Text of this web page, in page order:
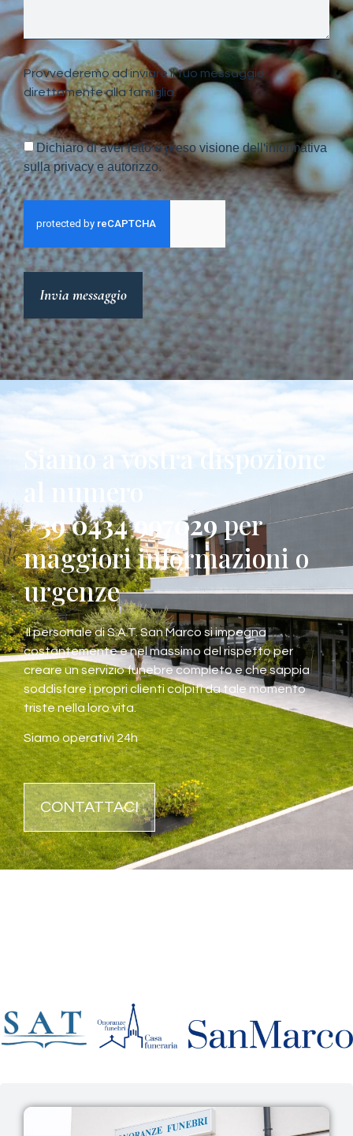
Provvederemo ad inviare il tuo messaggio
direttamente alla famiglia.
Dichiaro di aver letto e preso visione dell'informativa
sulla privacy e autorizzo.
Invia messaggio
Siamo a vostra dispozione
al numero
+39 0434 997029per
maggiori informazioni o
urgenze
Il personale di S.A.T. San Marco si impegna
costantemente e nel massimo del rispetto per
creare un servizio funebre completo e che sappia
soddisfare i propri clienti colpiti da tale momento
triste nella loro vita.
Siamo operativi 24h
CONTATTACI